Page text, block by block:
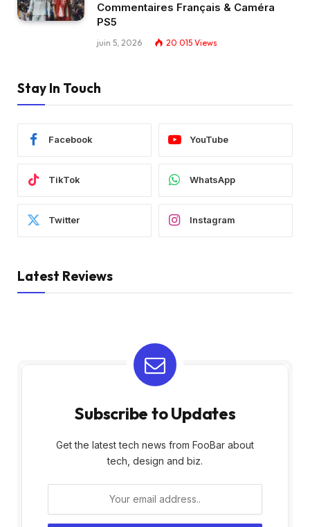
Commentaires Français & Caméra
PS5
juin 5, 2026 20 015 Views
Stay In Touch
Facebook YouTube
TikTok WhatsApp
Twitter Instagram
Latest Reviews
Subscribe to Updates
Get the latest tech news from FooBar about
tech, design and biz.